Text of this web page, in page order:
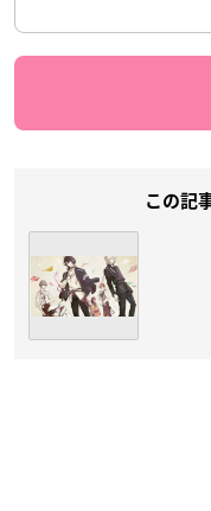
この記